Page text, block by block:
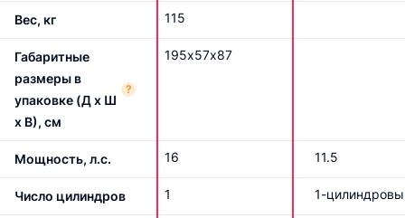
Вес, кг 115
Габаритные
размеры в
упаковке (Д x Ш
x В), см
?
195х57х87
Мощность, л.с. 16 11.5
Число цилиндров 1 1-